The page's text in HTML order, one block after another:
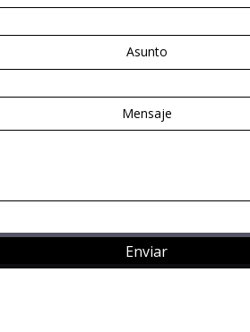
Asunto
Mensaje